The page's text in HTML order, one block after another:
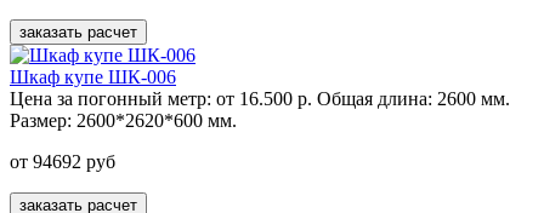
заказать расчет
Шкаф купе ШК-006
Цена за погонный метр: от 16.500 р. Общая длина: 2600 мм.
Размер: 2600*2620*600 мм.
от 94692 руб
заказать расчет